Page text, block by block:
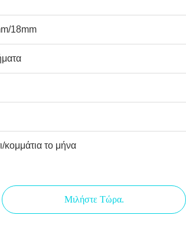
18mm
κομμάτια το μήνα
Μιλήστε Τώρα.